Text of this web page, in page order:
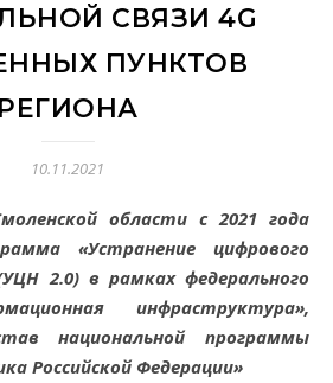
СВЯЗИ 4G
ПУНКТОВ
РЕГИОНА
10.11.2021
«Устранение цифрового
2.0) в рамках федерального
инфраструктура»,
национальной программы
Российской Федерации»